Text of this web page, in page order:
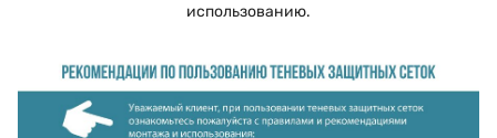
использованию.